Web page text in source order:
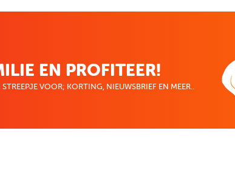
EN PROFITEER!
VOOR; KORTING, NIEUWSBRIEF EN MEER..